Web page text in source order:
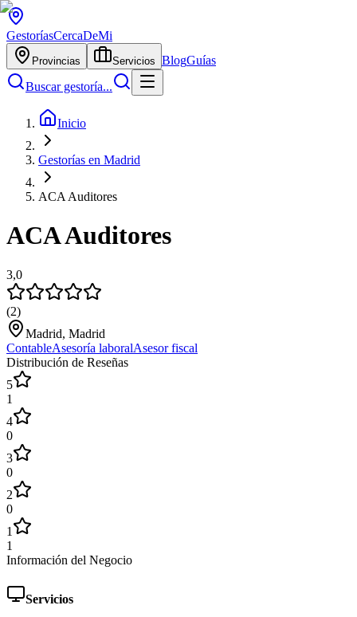
GestoríasCercaDeMi
Provincias Servicios BlogGuías
Buscar gestoría...
Inicio
Gestorías en Madrid
ACA Auditores
ACA Auditores
3,0
(2)
Madrid, Madrid
ContableAsesoría laboralAsesor fiscal
Distribución de Reseñas
5
1
4
0
3
0
2
0
1
1
Información del Negocio
Servicios